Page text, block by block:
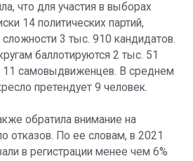
что для участия в выборах
14 политических партий,
3 тыс. 910 кандидатов.
баллотируются 2 тыс. 51
11 самовыдвиженцев. В среднем
претендует 9 человек.
обратила внимание на
отказов. По ее словам, в 2021
в регистрации менее чем 6%